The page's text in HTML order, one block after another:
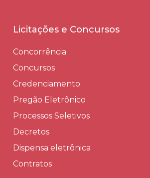
Licitações e Concursos
Concorrência
Concursos
Credenciamento
Pregão Eletrônico
Processos Seletivos
Decretos
Dispensa eletrônica
Contratos